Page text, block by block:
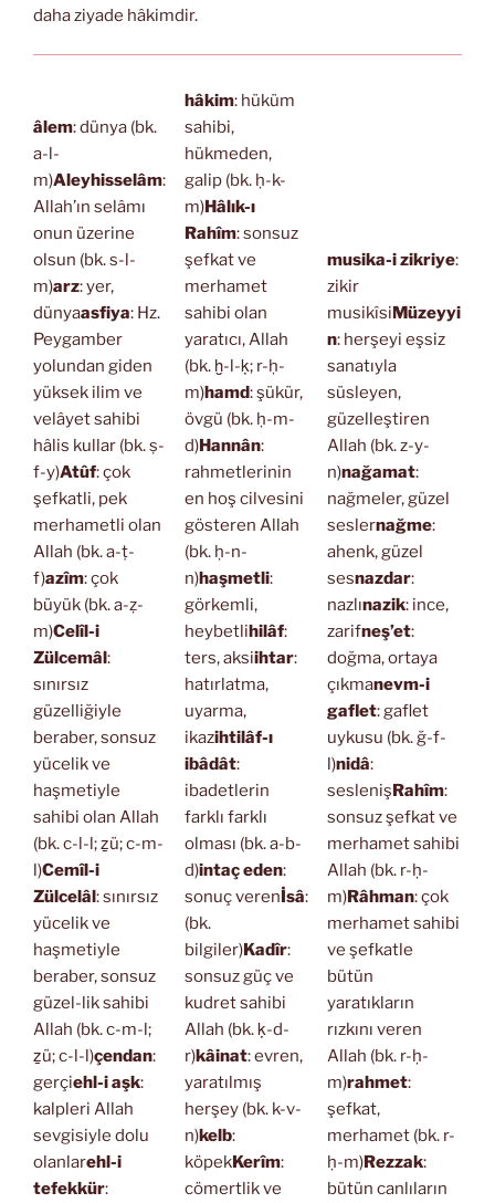
daha ziyade hâkimdir.
âlem: dünya (bk.
a-l-
m)Aleyhisselâm:
Allah’ın selâmı
onun üzerine
olsun (bk. s-l-
m)arz: yer,
dünyaasfiya: Hz.
Peygamber
yolundan giden
yüksek ilim ve
velâyet sahibi
hâlis kullar (bk. ṣ-
f-y)Atûf: çok
şefkatli, pek
merhametli olan
Allah (bk. a-ṭ-
f)azîm: çok
büyük (bk. a-ẓ-
m)Celîl-i
Zülcemâl:
sınırsız
güzelliğiyle
beraber, sonsuz
yücelik ve
haşmetiyle
sahibi olan Allah
(bk. c-l-l; ẕü; c-m-
l)Cemîl-i
Zülcelâl: sınırsız
yücelik ve
haşmetiyle
beraber, sonsuz
güzel-lik sahibi
Allah (bk. c-m-l;
ẕü; c-l-l)çendan:
gerçiehl-i aşk:
kalpleri Allah
sevgisiyle dolu
olanlarehl-i
tefekkür:
hâkim: hüküm
sahibi,
hükmeden,
galip (bk. ḥ-k-
m)Hâlık-ı
Rahîm: sonsuz
şefkat ve
merhamet
sahibi olan
yaratıcı, Allah
(bk. ḫ-l-ḳ; r-ḥ-
m)hamd: şükür,
övgü (bk. ḥ-m-
d)Hannân:
rahmetlerinin
en hoş cilvesini
gösteren Allah
(bk. ḥ-n-
n)haşmetli:
görkemli,
heybetlihilâf:
ters, aksiihtar:
hatırlatma,
uyarma,
ikazihtilâf-ı
ibâdât:
ibadetlerin
farklı farklı
olması (bk. a-b-
d)intaç eden:
sonuç verenİsâ:
(bk.
bilgiler)Kadîr:
sonsuz güç ve
kudret sahibi
Allah (bk. ḳ-d-
r)kâinat: evren,
yaratılmış
herşey (bk. k-v-
n)kelb:
köpekKerîm:
cömertlik ve
musika-i zikriye:
zikir
musikîsiMüzeyyi
n: herşeyi eşsiz
sanatıyla
süsleyen,
güzelleştiren
Allah (bk. z-y-
n)nağamat:
nağmeler, güzel
seslernağme:
ahenk, güzel
sesnazdar:
nazlınazik: ince,
zarifneş’et:
doğma, ortaya
çıkmanevm-i
gaflet: gaflet
uykusu (bk. ğ-f-
l)nidâ:
seslenişRahîm:
sonsuz şefkat ve
merhamet sahibi
Allah (bk. r-ḥ-
m)Râhman: çok
merhamet sahibi
ve şefkatle
bütün
yaratıkların
rızkını veren
Allah (bk. r-ḥ-
m)rahmet:
şefkat,
merhamet (bk. r-
ḥ-m)Rezzak:
bütün canlıların